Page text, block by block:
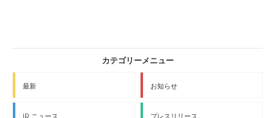
最新 お知らせ
IR ニュース プレスリリース